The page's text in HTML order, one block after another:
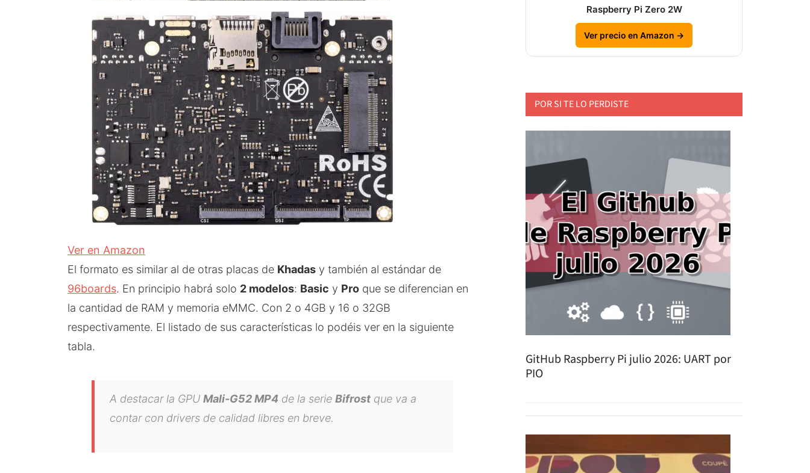
Ver en Amazon
El formato es similar al de otras placas de Khadas y también al estándar de
96boards. En principio habrá solo 2 modelos: Basic y Pro que se diferencian en
la cantidad de RAM y memoria eMMC. Con 2 o 4GB y 16 o 32GB
respectivamente. El listado de sus características lo podéis ver en la siguiente
tabla.
A destacar la GPU Mali-G52 MP4 de la serie Bifrost que va a
contar con drivers de calidad libres en breve.
Raspberry Pi Zero 2W
Ver precio en Amazon →
POR SI TE LO PERDISTE
GitHub Raspberry Pi julio 2026: UART por
PIO